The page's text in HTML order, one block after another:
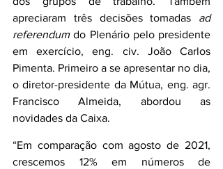
apreciaram três decisões tomadas ad
referendum do Plenário pelo presidente
em exercício, eng. civ. João Carlos
Pimenta. Primeiro a se apresentar no dia,
o diretor-presidente da Mútua, eng. agr.
Francisco Almeida, abordou as
novidades da Caixa.
“Em comparação com agosto de 2021,
crescemos 12% em números de